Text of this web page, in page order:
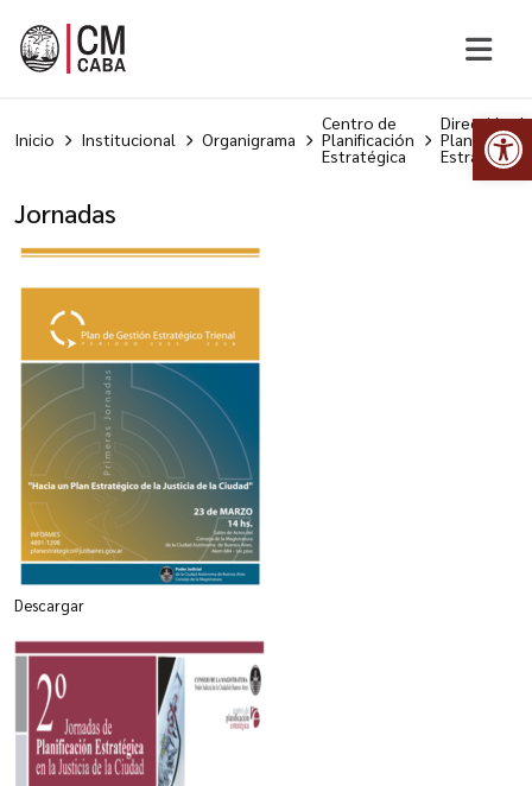
Inicio Institucional Organigrama
Centro de
Planificación
Estratégica
Dirección de
Planificación
Estratégica
Jornadas
Descargar